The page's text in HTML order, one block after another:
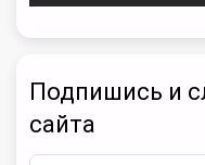
Подпишись и
сайта